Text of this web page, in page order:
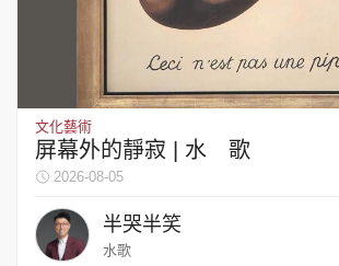
文化藝術
屏幕外的靜寂 | 水 歌
2026-08-05
半哭半笑
水歌